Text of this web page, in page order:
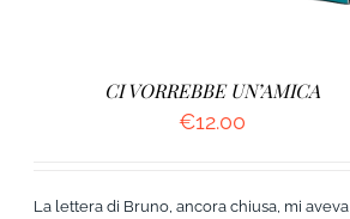
CI VORREBBE UN’AMICA
€12.00
La lettera di Bruno, ancora chiusa, mi aveva